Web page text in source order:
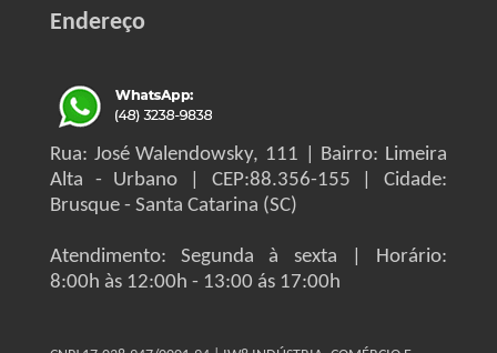
Endereço
Rua: José Walendowsky, 111 | Bairro: Limeira
Alta - Urbano | CEP:88.356-155 | Cidade:
Brusque - Santa Catarina (SC)
Atendimento: Segunda à sexta | Horário:
8:00h às 12:00h - 13:00 ás 17:00h